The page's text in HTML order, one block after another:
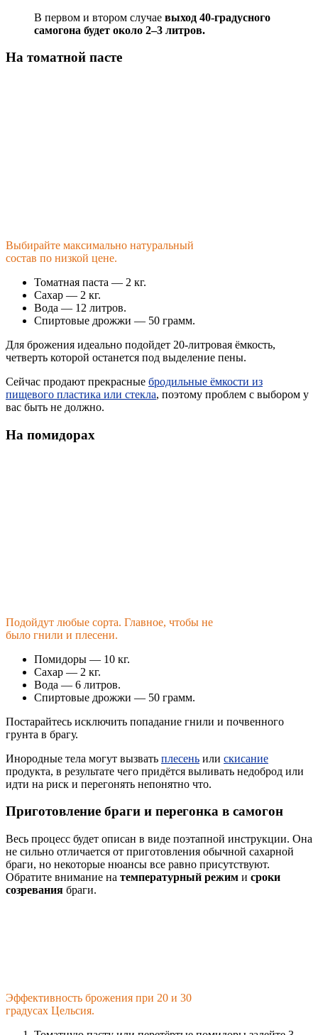
В первом и втором случае выход 40-градусного
самогона будет около 2–3 литров.
На томатной пасте
Выбирайте максимально натуральный
состав по низкой цене.
Томатная паста — 2 кг.
Сахар — 2 кг.
Вода — 12 литров.
Спиртовые дрожжи — 50 грамм.
Для брожения идеально подойдет 20-литровая ёмкость,
четверть которой останется под выделение пены.
Сейчас продают прекрасные бродильные ёмкости из
пищевого пластика или стекла, поэтому проблем с выбором у
вас быть не должно.
На помидорах
Подойдут любые сорта. Главное, чтобы не
было гнили и плесени.
Помидоры — 10 кг.
Сахар — 2 кг.
Вода — 6 литров.
Спиртовые дрожжи — 50 грамм.
Постарайтесь исключить попадание гнили и почвенного
грунта в брагу.
Инородные тела могут вызвать плесень или скисание
продукта, в результате чего придётся выливать недоброд или
идти на риск и перегонять непонятно что.
Приготовление браги и перегонка в самогон
Весь процесс будет описан в виде поэтапной инструкции. Она
не сильно отличается от приготовления обычной сахарной
браги, но некоторые нюансы все равно присутствуют.
Обратите внимание на температурный режим и сроки
созревания браги.
Эффективность брожения при 20 и 30
градусах Цельсия.